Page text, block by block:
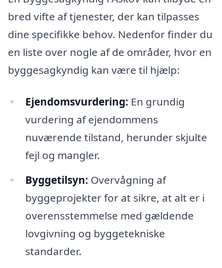
bred vifte af tjenester, der kan tilpasses
dine specifikke behov. Nedenfor finder du
en liste over nogle af de områder, hvor en
byggesagkyndig kan være til hjælp:
Ejendomsvurdering: En grundig
vurdering af ejendommens
nuværende tilstand, herunder skjulte
fejl og mangler.
Byggetilsyn: Overvågning af
byggeprojekter for at sikre, at alt er i
overensstemmelse med gældende
lovgivning og byggetekniske
standarder.